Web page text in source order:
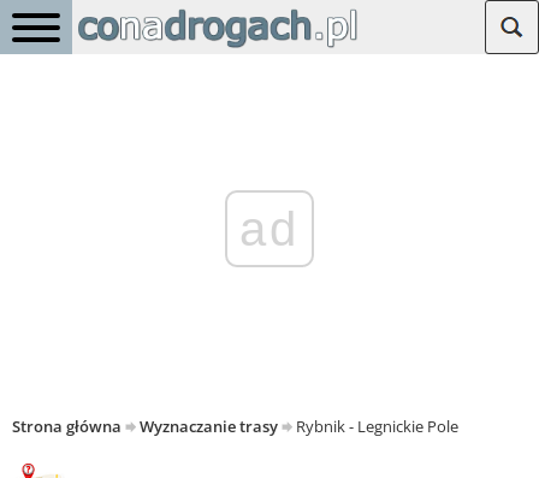
ad
Strona główna Wyznaczanie trasy Rybnik - Legnickie Pole